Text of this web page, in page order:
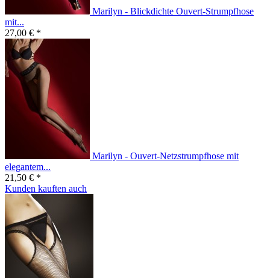
Marilyn - Blickdichte Ouvert-Strumpfhose
mit...
27,00 € *
Marilyn - Ouvert-Netzstrumpfhose mit
elegantem...
21,50 € *
Kunden kauften auch